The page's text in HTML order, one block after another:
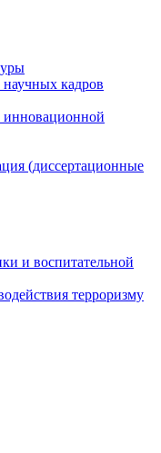
кадров
инновационной
(диссертационные
и воспитательной
терроризму